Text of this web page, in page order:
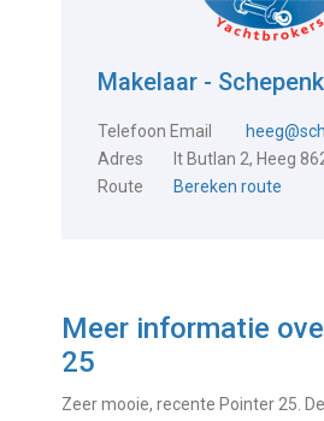
Makelaar -
Telefoon Email
Adres
It Butlan 2, Heeg
Route
Bereken route
Meer informatie
25
Zeer mooie, recente Pointer 25.